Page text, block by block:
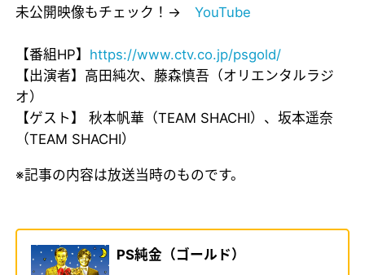
未公開映像もチェック！→YouTube
【番組HP】 https://www.ctv.co.jp/psgold/
【出演者】高田純次、藤森慎吾（オリエンタルラジ
オ）
【ゲスト】 秋本帆華（TEAM SHACHI）、坂本遥奈
（TEAM SHACHI）
※記事の内容は放送当時のものです。
PS純金（ゴールド）